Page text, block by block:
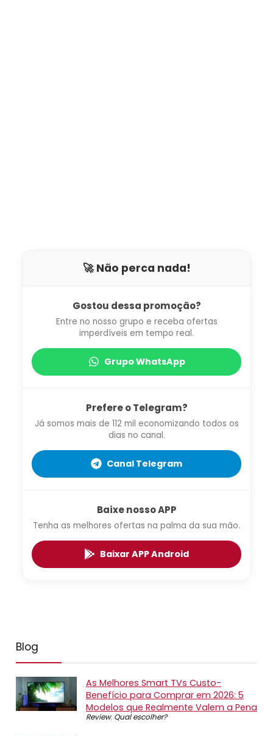
🚀 Não perca nada!
Gostou dessa promoção?
Entre no nosso grupo e receba ofertas
imperdíveis em tempo real.
Grupo WhatsApp
Prefere o Telegram?
Já somos mais de 112 mil economizando todos os
dias no canal.
Canal Telegram
Baixe nosso APP
Tenha as melhores ofertas na palma da sua mão.
Baixar APP Android
Blog
As Melhores Smart TVs Custo-
Benefício para Comprar em 2026: 5
Modelos que Realmente Valem a Pena
Review, Qual escolher?